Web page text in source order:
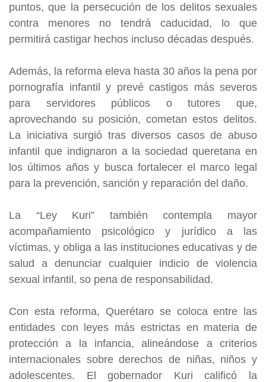
puntos, que la persecución de los delitos sexuales
contra menores no tendrá caducidad, lo que
permitirá castigar hechos incluso décadas después.
Además, la reforma eleva hasta 30 años la pena por
pornografía infantil y prevé castigos más severos
para servidores públicos o tutores que,
aprovechando su posición, cometan estos delitos.
La iniciativa surgió tras diversos casos de abuso
infantil que indignaron a la sociedad queretana en
los últimos años y busca fortalecer el marco legal
para la prevención, sanción y reparación del daño.
La “Ley Kuri” también contempla mayor
acompañamiento psicológico y jurídico a las
víctimas, y obliga a las instituciones educativas y de
salud a denunciar cualquier indicio de violencia
sexual infantil, so pena de responsabilidad.
Con esta reforma, Querétaro se coloca entre las
entidades con leyes más estrictas en materia de
protección a la infancia, alineándose a criterios
internacionales sobre derechos de niñas, niños y
adolescentes. El gobernador Kuri calificó la